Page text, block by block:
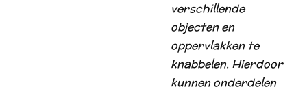
verschillende
objecten en
oppervlakken te
knabbelen. Hierdoor
kunnen onderdelen